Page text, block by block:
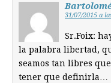
31/07/2015 a
Sr.Foix:
la palabra libertad,
seamos tan libres
tener que definirla…